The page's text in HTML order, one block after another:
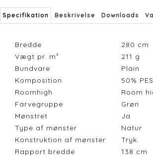
Specifikation Beskrivelse Downloads
Bredde 280 cm
Vægt pr. m²
211 g
Bundvare
Plain
Komposition
50%
Roomhigh
Room
Farvegruppe
Grøn
Mønstret
Ja
Type af mønster
Natur
Konstruktion af mønster
Tryk
Rapport bredde
138 cm